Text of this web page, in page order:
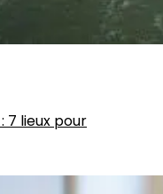
: 7 lieux pour